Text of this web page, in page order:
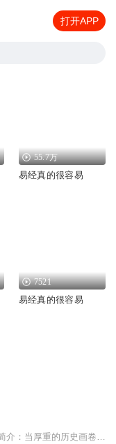
打开APP
55.7万
易经真的很容易
7521
易经真的很容易